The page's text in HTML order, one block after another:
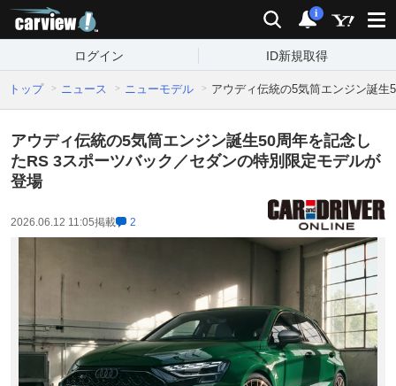
検索 通知
i
ログイン ID新規取得
トップ ニュース ニューモデル アウディ伝統の5気筒エンジン誕
アウディ伝統の5気筒エンジン誕生50周年を記念し
たRS 3スポーツバック／セダンの特別限定モデルが
登場
2026.06.12 11:05掲載 2